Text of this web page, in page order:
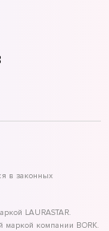
в законных
LAURASTAR.
маркой компании BORK.